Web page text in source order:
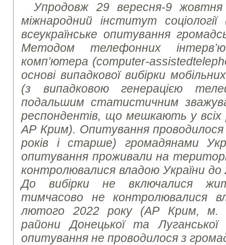
Упродовж 29 вересня-9 жовтня
міжнародний інститут
всеукраїнське опитування
Методом телефонних
комп’ютера (computer-assisted
основі випадкової вибірки
(з випадковою генерацією
подальшим статистичним
респондентів, що мешкають у всіх
АР Крим). Опитування проводилося
років і старше) громадянами
опитування проживали на
контролювалися владою України
До вибірки не включалися
тимчасово не контролювалися
лютого 2022 року (АР Крим, м.
райони Донецької та
опитування не проводилося з